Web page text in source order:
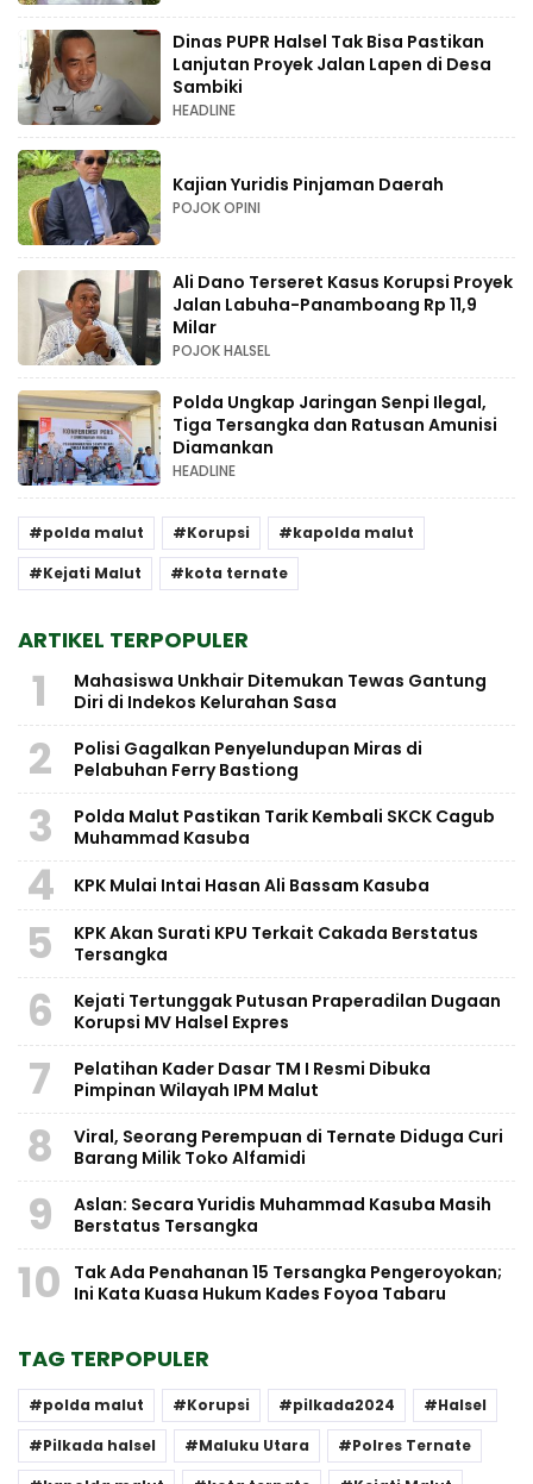
Dinas PUPR Halsel Tak Bisa Pastikan
Lanjutan Proyek Jalan Lapen di Desa
Sambiki
HEADLINE
Kajian Yuridis Pinjaman Daerah
POJOK OPINI
Ali Dano Terseret Kasus Korupsi Proyek
Jalan Labuha-Panamboang Rp 11,9
Milar
POJOK HALSEL
Polda Ungkap Jaringan Senpi Ilegal,
Tiga Tersangka dan Ratusan Amunisi
Diamankan
HEADLINE
polda malut Korupsi
kapolda malut
Kejati Malut
kota ternate
ARTIKEL TERPOPULER
1
Mahasiswa Unkhair Ditemukan Tewas Gantung
Diri di Indekos Kelurahan Sasa
2
Polisi Gagalkan Penyelundupan Miras di
Pelabuhan Ferry Bastiong
3
Polda Malut Pastikan Tarik Kembali SKCK Cagub
Muhammad Kasuba
4 KPK Mulai Intai Hasan Ali Bassam Kasuba
5
KPK Akan Surati KPU Terkait Cakada Berstatus
Tersangka
6
Kejati Tertunggak Putusan Praperadilan Dugaan
Korupsi MV Halsel Expres
7
Pelatihan Kader Dasar TM I Resmi Dibuka
Pimpinan Wilayah IPM Malut
8
Viral, Seorang Perempuan di Ternate Diduga Curi
Barang Milik Toko Alfamidi
9
Aslan: Secara Yuridis Muhammad Kasuba Masih
Berstatus Tersangka
10
Tak Ada Penahanan 15 Tersangka Pengeroyokan;
Ini Kata Kuasa Hukum Kades Foyoa Tabaru
TAG TERPOPULER
polda malut Korupsi pilkada2024
Halsel
Pilkada halsel
Maluku Utara
Polres Ternate